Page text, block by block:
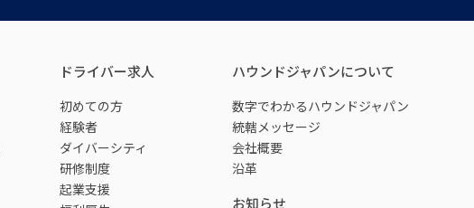
ドライバー求人
初めての方
経験者
ダイバーシティ
研修制度
起業支援
ハウンドジャパンについて
数字でわかるハウンドジャパン
統轄メッセージ
会社概要
沿革
お知らせ